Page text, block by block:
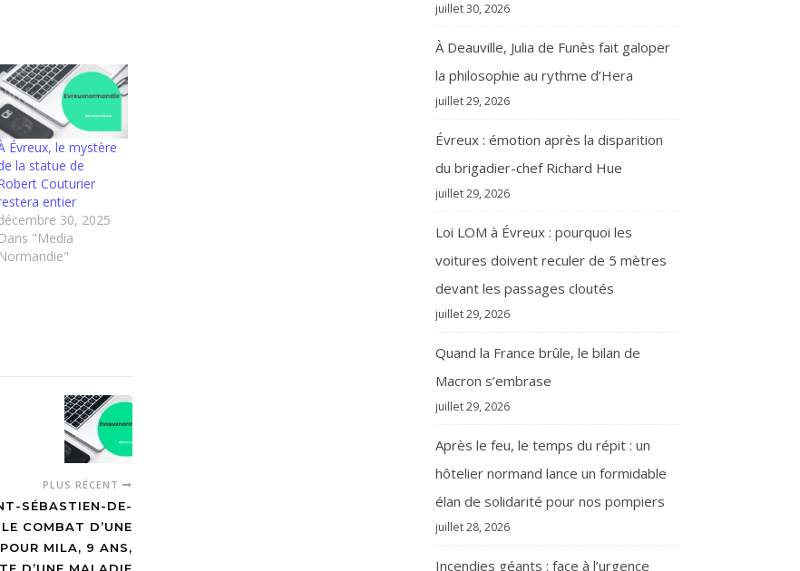
Évreux, le mystère
la statue de
Couturier
entier
30, 2025
Dans "Media
Normandie"
PLUS RÉCENT
SÉBASTIEN-DE-
COMBAT D’UNE
POUR MILA, 9 ANS,
juillet 30, 2026
À Deauville, Julia de Funès fait galoper
la philosophie au rythme d’Hera
juillet 29, 2026
Évreux : émotion après la disparition
du brigadier-chef Richard Hue
juillet 29, 2026
Loi LOM à Évreux : pourquoi les
voitures doivent reculer de 5 mètres
devant les passages cloutés
juillet 29, 2026
Quand la France brûle, le bilan de
Macron s’embrase
juillet 29, 2026
Après le feu, le temps du répit : un
hôtelier normand lance un formidable
élan de solidarité pour nos pompiers
juillet 28, 2026
Incendies géants : face à l’urgence